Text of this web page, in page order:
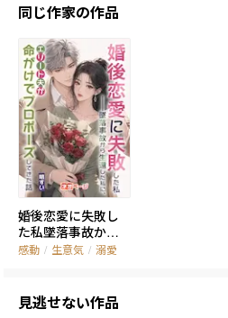
同じ作家の作品
婚後恋愛に失敗し
た私――墜落事故から
生還した私に、エ
きた話
感動 / 生意気 / 溺愛
見逃せない作品